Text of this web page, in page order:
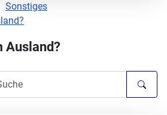
Sonstiges
Ausland?